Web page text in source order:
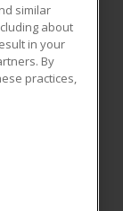
All rights
or
written
Policy
similar
about
in your
By
practices,